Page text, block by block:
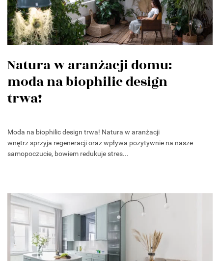
Natura w aranżacji domu:
moda na biophilic design
trwa!
Moda na biophilic design trwa! Natura w aranżacji
wnętrz sprzyja regeneracji oraz wpływa pozytywnie na nasze
samopoczucie, bowiem redukuje stres...